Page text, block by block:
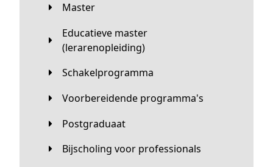
Master
Educatieve master
(lerarenopleiding)
Schakelprogramma
Voorbereidende programma's
Postgraduaat
Bijscholing voor professionals